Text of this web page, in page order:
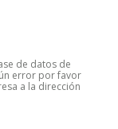
de datos de
error por favor
a la dirección